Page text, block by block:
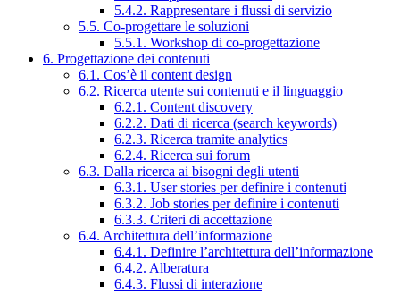
5.4.2. Rappresentare i flussi di servizio
5.5. Co-progettare le soluzioni
5.5.1. Workshop di co-progettazione
6. Progettazione dei contenuti
6.1. Cos’è il content design
6.2. Ricerca utente sui contenuti e il linguaggio
6.2.1. Content discovery
6.2.2. Dati di ricerca (search keywords)
6.2.3. Ricerca tramite analytics
6.2.4. Ricerca sui forum
6.3. Dalla ricerca ai bisogni degli utenti
6.3.1. User stories per definire i contenuti
6.3.2. Job stories per definire i contenuti
6.3.3. Criteri di accettazione
6.4. Architettura dell’informazione
6.4.1. Definire l’architettura dell’informazione
6.4.2. Alberatura
6.4.3. Flussi di interazione